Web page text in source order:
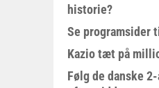
historie?
Se programsider
Kazio tæt på
Følg de danske